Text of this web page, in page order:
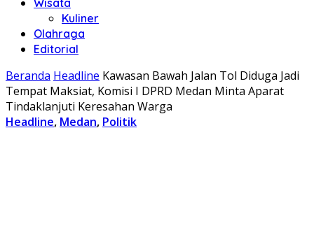
Wisata
Kuliner
Olahraga
Editorial
Beranda Headline Kawasan Bawah Jalan Tol Diduga Jadi
Tempat Maksiat, Komisi I DPRD Medan Minta Aparat
Tindaklanjuti Keresahan Warga
Headline, Medan, Politik